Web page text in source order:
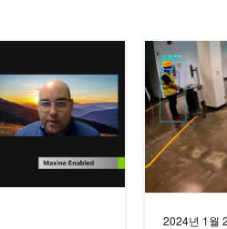
자 플랫폼 및 VideoRequest를 통한
2024년 1월
Jetson용